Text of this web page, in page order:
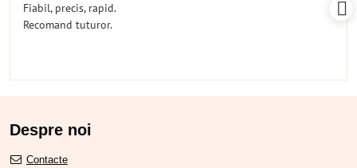
Fiabil, precis, rapid.
Recomand tuturor.
Despre noi
Contacte